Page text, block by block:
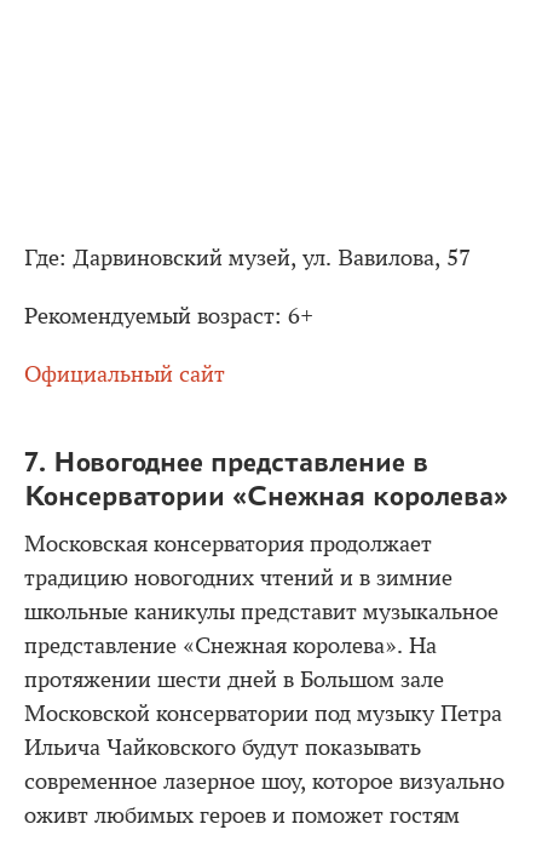
Где: Дарвиновский музей, ул. Вавилова, 57
Рекомендуемый возраст: 6+
Официальный сайт
7. Новогоднее представление в
Консерватории «Снежная королева»
Московская консерватория продолжает
традицию новогодних чтений и в зимние
школьные каникулы представит музыкальное
представление «Снежная королева». На
протяжении шести дней в Большом зале
Московской консерватории под музыку Петра
Ильича Чайковского будут показывать
современное лазерное шоу, которое визуально
оживт любимых героев и поможет гостям